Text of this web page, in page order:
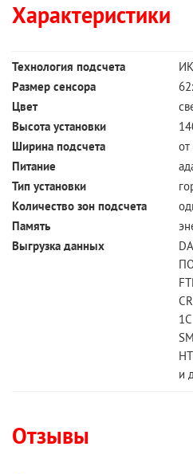
Характеристики
Технология подсчета
Размер сенсора
Цвет
Высота установки
Ширина подсчета
Питание
Тип установки
Количество зон подсчета
Память
Выгрузка данных
1C
и
Отзывы